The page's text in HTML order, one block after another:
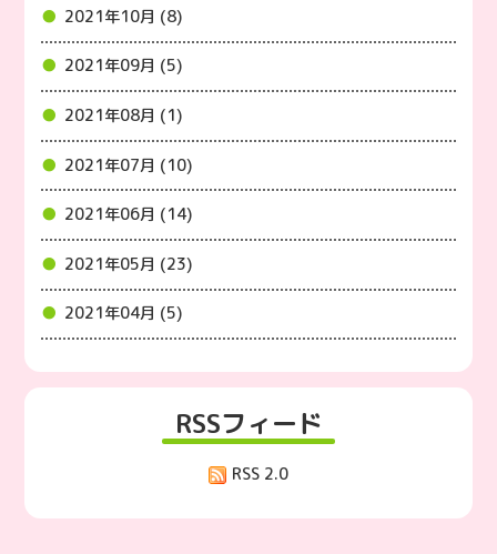
2021年10月 (8)
2021年09月 (5)
2021年08月 (1)
2021年07月 (10)
2021年06月 (14)
2021年05月 (23)
2021年04月 (5)
RSSフィード
RSS 2.0